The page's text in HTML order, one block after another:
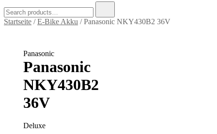
for:
Startseite /E-Bike Akku / Panasonic NKY430B2 36V
Panasonic
Panasonic
NKY430B2
36V
Deluxe